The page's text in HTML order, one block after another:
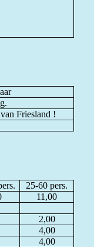
Friesland !
25-60 pers.
11,00
2,00
4,00
4,00